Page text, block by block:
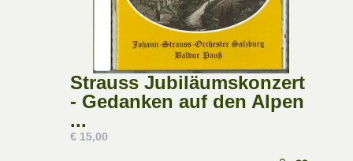
Strauss Jubiläumskonzert
- Gedanken auf den Alpen
...
€ 15,00